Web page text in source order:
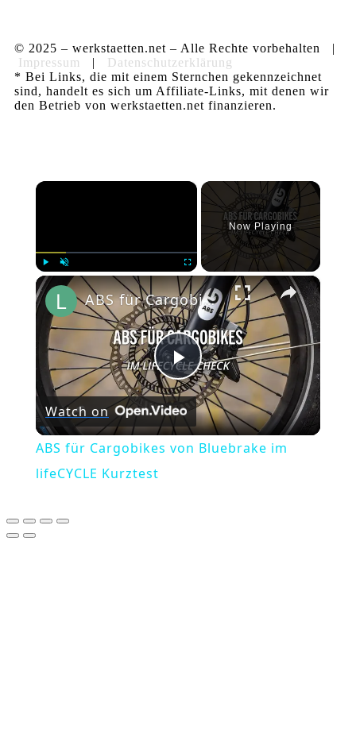
© 2025 – werkstaetten.net – Alle Rechte vorbehalten |
Impressum
| Datenschutzerklärung
* Bei Links, die mit einem Sternchen gekennzeichnet
sind, handelt es sich um Affiliate-Links, mit denen wir
den Betrieb von werkstaetten.net finanzieren.
×
Play Unmute Fullscreen
Now Playing
×
Play
Video
ABS für Cargobikes von Bluebrake im lifeCYCLE Kurztest
Watch on
ABS für Cargobikes von Bluebrake im
lifeCYCLE Kurztest